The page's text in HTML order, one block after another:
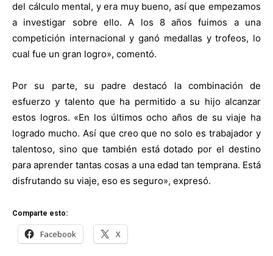
del cálculo mental, y era muy bueno, así que empezamos
a investigar sobre ello. A los 8 años fuimos a una
competición internacional y ganó medallas y trofeos, lo
cual fue un gran logro», comentó.
Por su parte, su padre destacó la combinación de
esfuerzo y talento que ha permitido a su hijo alcanzar
estos logros. «En los últimos ocho años de su viaje ha
logrado mucho. Así que creo que no solo es trabajador y
talentoso, sino que también está dotado por el destino
para aprender tantas cosas a una edad tan temprana. Está
disfrutando su viaje, eso es seguro», expresó.
Comparte esto:
Facebook X